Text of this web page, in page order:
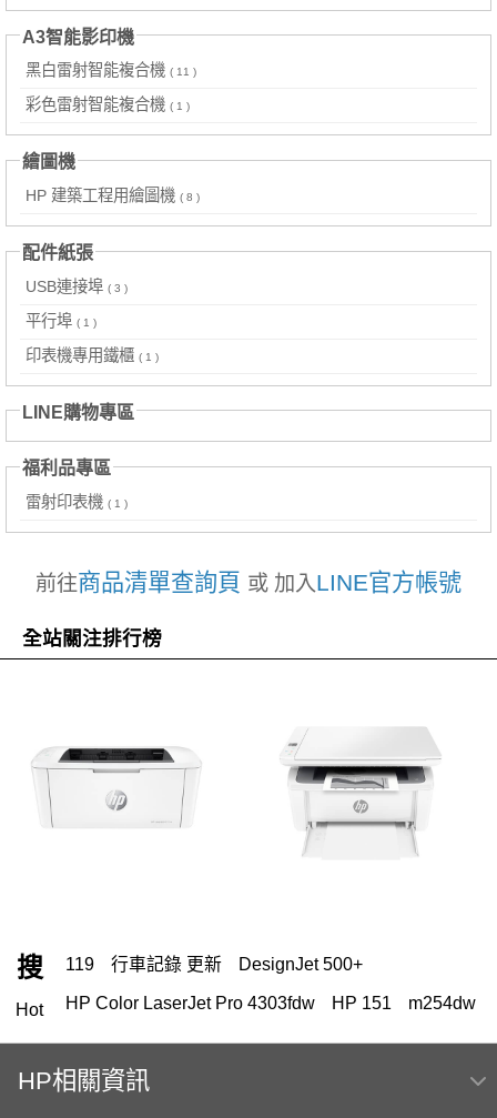
A3智能影印機
黑白雷射智能複合機 ( 11 )
彩色雷射智能複合機 ( 1 )
繪圖機
HP 建築工程用繪圖機 ( 8 )
配件紙張
USB連接埠 ( 3 )
平行埠 ( 1 )
印表機專用鐵櫃 ( 1 )
LINE購物專區
福利品專區
雷射印表機 ( 1 )
前往商品清單查詢頁 或 加入LINE官方帳號
全站關注排行榜
搜
Hot
119 行車記錄 更新 DesignJet 500+
HP Color LaserJet Pro 4303fdw HP 151 m254dw
HP Color Laser jet M856dn A3彩色雷射印表機
HP相關資訊